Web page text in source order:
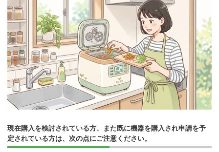
現在購入を検討されている方、また既に機器を購入され申請を予
定されている方は、次の点にご注意ください。